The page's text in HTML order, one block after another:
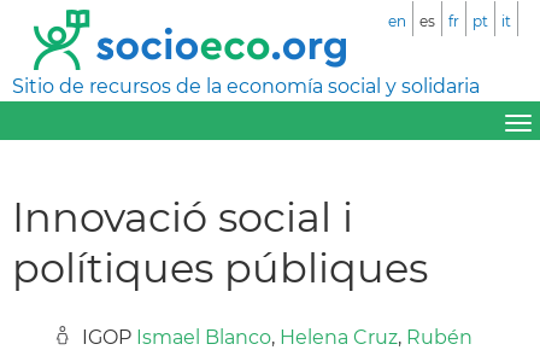
Sitio de recursos de la economía social y solidaria
en es fr pt it
Innovació social i
polítiques públiques
IGOP Ismael Blanco, Helena Cruz, Rubén